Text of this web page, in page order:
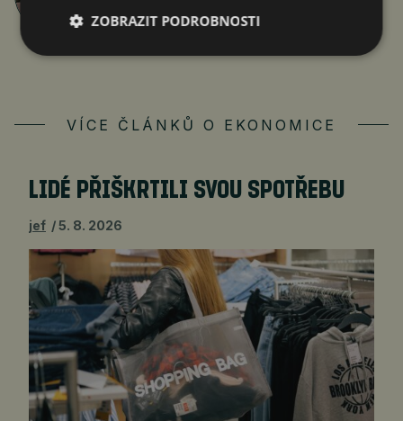
VÍCE ČLÁNKŮ O EKONOMICE
LIDÉ PŘIŠKRTILI SVOU SPOTŘEBU
jef 5. 8. 2026
ZOBRAZIT PODROBNOSTI